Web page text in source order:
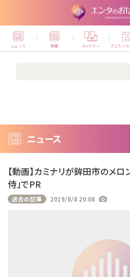
ニュース 特集 ギャラリー アニラジカ
ニュース
【動画】カミナリが鉾田市のメロ
侍」でPR
過去の記事 2019/8/8 20:08